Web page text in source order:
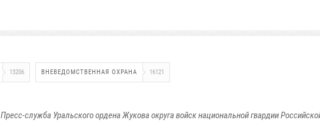
13206 ВНЕВЕДОМСТВЕННАЯ ОХРАНА 16121
Пресс-служба Уральского ордена Жукова округа войск национальной гвардии